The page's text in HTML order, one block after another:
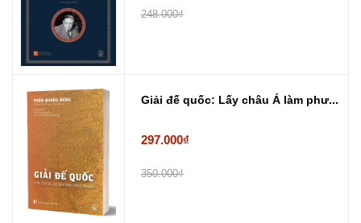
248.000₫
Giải đế quốc: Lấy châu Á làm phư...
297.000₫
350.000₫